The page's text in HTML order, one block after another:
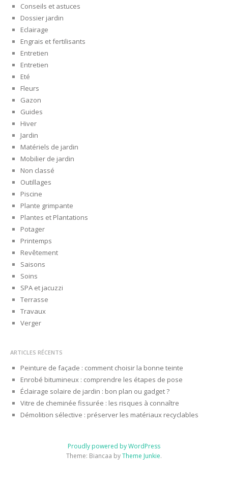
Conseils et astuces
Dossier jardin
Eclairage
Engrais et fertilisants
Entretien
Entretien
Eté
Fleurs
Gazon
Guides
Hiver
Jardin
Matériels de jardin
Mobilier de jardin
Non classé
Outillages
Piscine
Plante grimpante
Plantes et Plantations
Potager
Printemps
Revêtement
Saisons
Soins
SPA et jacuzzi
Terrasse
Travaux
Verger
ARTICLES RÉCENTS
Peinture de façade : comment choisir la bonne teinte
Enrobé bitumineux : comprendre les étapes de pose
Éclairage solaire de jardin : bon plan ou gadget ?
Vitre de cheminée fissurée : les risques à connaître
Démolition sélective : préserver les matériaux recyclables
Proudly powered by WordPress
Theme: Biancaa byTheme Junkie.